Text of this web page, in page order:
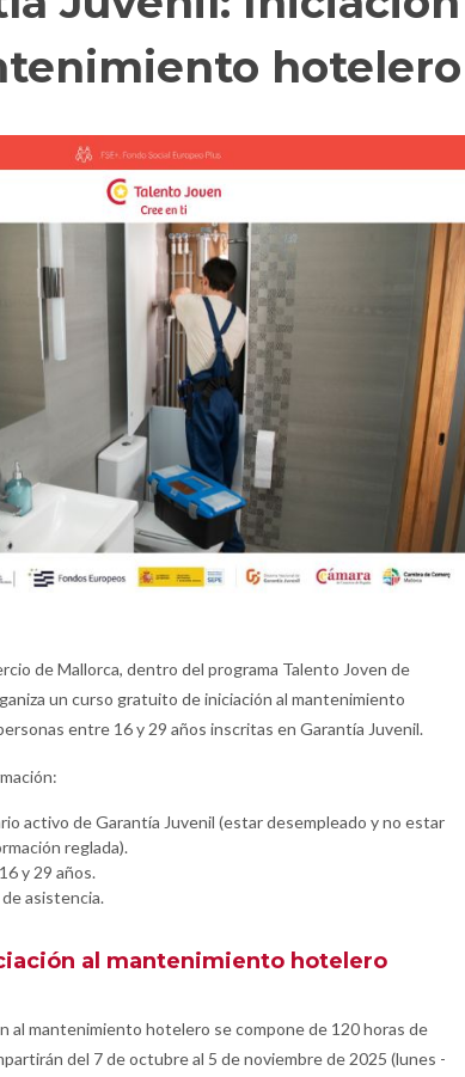
hotelero
de Mallorca, dentro del programa Talento Joven de
un curso gratuito de iniciación al mantenimiento
entre 16 y 29 años inscritas en Garantía Juvenil.
activo de Garantía Juvenil (estar desempleado y no estar
reglada).
y 29 años.
asistencia.
al mantenimiento hotelero
al mantenimiento hotelero se compone de 120 horas de
del 7 de octubre al 5 de noviembre de 2025 (lunes -